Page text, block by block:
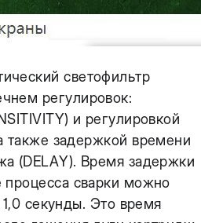
светофильтр
регулировок:
и регулировкой
также задержкой времени
(DELAY). Время задержки
процесса сварки можно
секунды. Это время